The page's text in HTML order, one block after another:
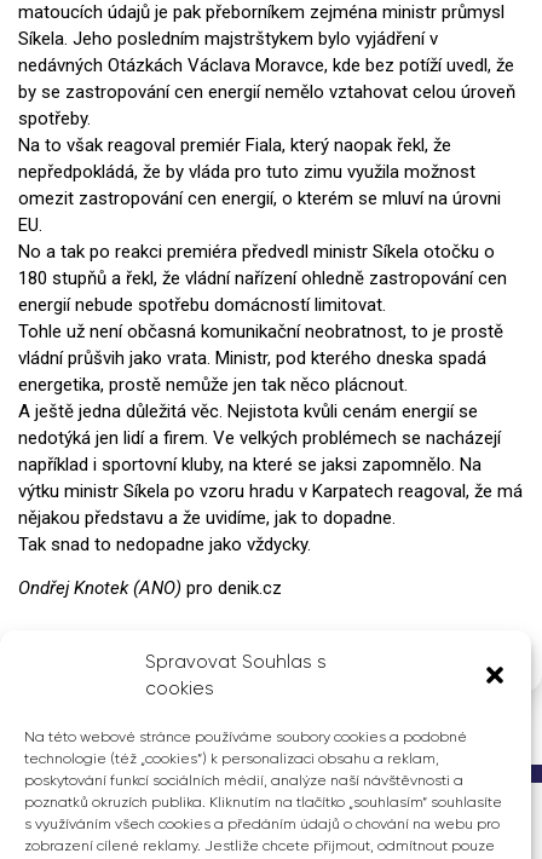
Spravovat Souhlas s
cookies
Na této webové stránce používáme soubory cookies a podobné
technologie (též „cookies“) k personalizaci obsahu a reklam,
poskytování funkcí sociálních médií, analýze naší návštěvnosti a
poznatků okruzích publika. Kliknutím na tlačítko „souhlasím“ souhlasíte
s využíváním všech cookies a předáním údajů o chování na webu pro
zobrazení cílené reklamy. Jestliže chcete přijmout, odmítnout pouze
matoucích údajů je pak přeborníkem zejména ministr průmysl
Síkela. Jeho posledním majstrštykem bylo vyjádření v
nedávných Otázkách Václava Moravce, kde bez potíží uvedl, že
by se zastropování cen energií nemělo vztahovat celou úroveň
spotřeby.
Na to však reagoval premiér Fiala, který naopak řekl, že
nepředpokládá, že by vláda pro tuto zimu využila možnost
omezit zastropování cen energií, o kterém se mluví na úrovni
EU.
No a tak po reakci premiéra předvedl ministr Síkela otočku o
180 stupňů a řekl, že vládní nařízení ohledně zastropování cen
energií nebude spotřebu domácností limitovat.
Tohle už není občasná komunikační neobratnost, to je prostě
vládní průšvih jako vrata. Ministr, pod kterého dneska spadá
energetika, prostě nemůže jen tak něco plácnout.
A ještě jedna důležitá věc. Nejistota kvůli cenám energií se
nedotýká jen lidí a firem. Ve velkých problémech se nacházejí
například i sportovní kluby, na které se jaksi zapomnělo. Na
výtku ministr Síkela po vzoru hradu v Karpatech reagoval, že má
nějakou představu a že uvidíme, jak to dopadne.
Tak snad to nedopadne jako vždycky.
Ondřej Knotek (ANO) pro denik.cz
Ing. Ondřej Knotek